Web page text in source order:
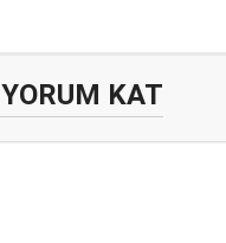
YORUM KAT